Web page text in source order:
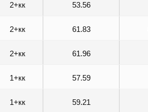
2+кк 53.56
2+кк 61.83
2+кк 61.96
1+кк 57.59
1+кк 59.21